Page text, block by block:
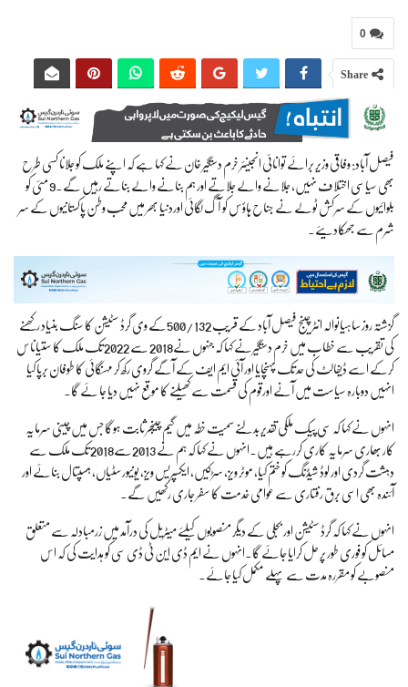
0
Share
فیصل آباد: وفاقی وزیر برائے توانائی انجینئر خرم دستگیر خان نے کہا ہے کہ اپنے ملک کو جلانا کسی طرح
بھی سیاسی اختلاف نہیں، جلانے والے جلاتے اور ہم بنانے والے بناتے رہیں گے۔9 مئی کو
بلوائیوں کے سرکش ٹولے نے جناح ہاؤس کو آگ لگائی اوردنیا بھر میں محب وطن پاکستانیوں کے سر
شرم سے جھکادیئے۔
گزشتہ روز ساہیانوالہ انٹر چینج فیصل آباد کے قریب 500/132کے وی گرڈ سٹیشن کا سنگ بنیاد رکھنے
کی تقریب سے خطاب میں خرم دستگیرنے کہا کہ جنہوں نے2018 سے 2022 تک ملک کا ستیاناس
کرکے اسے ڈیفالٹ کی حد تک پہنچایا اور آئی ایم ایف کے آگے گروی رکھ کر مہنگائی کا طوفان برپا کیا
انہیں دوبارہ سیاست میں آنے اورقوم کی قسمت سے کھیلنے کا موقع نہیں دیا جا ئے گا۔
انہوں نے کہا کہ سی پیک ملکی تقدیر بدلنے سمیت خطہ میں گیم چینجر ثابت ہوگا جس میں چینی سرمایہ
کار بھاری سرمایہ کاری کررہے ہیں۔انہوں نے کہا کہ ہم نے 2013سے2018 تک ملک سے
دہشت گردی اور لوڈ شیڈنگ کو ختم کیا، موٹر ویز، سڑکیں، ایکسپریس ویز، یونیورسٹیاں، ہسپتال بنائے اور
آئندہ بھی اسی برق رفتاری سے عوامی خدمت کا سفر جاری رکھیں گے۔
انہوں نے کہا کہ گرڈ سٹیشن اور بجلی کے دیگر منصوبوں کیلئے میٹریل کی درآمد میں زرمبادلہ سے متعلق
مسائل کو فوری طور پر حل کرایا جائے گا۔انہوں نے ایم ڈی این ٹی ڈی سی کو ہدایت کی کہ اس
منصوبے کو مقررہ مدت سے پہلے مکمل کیا جائے۔